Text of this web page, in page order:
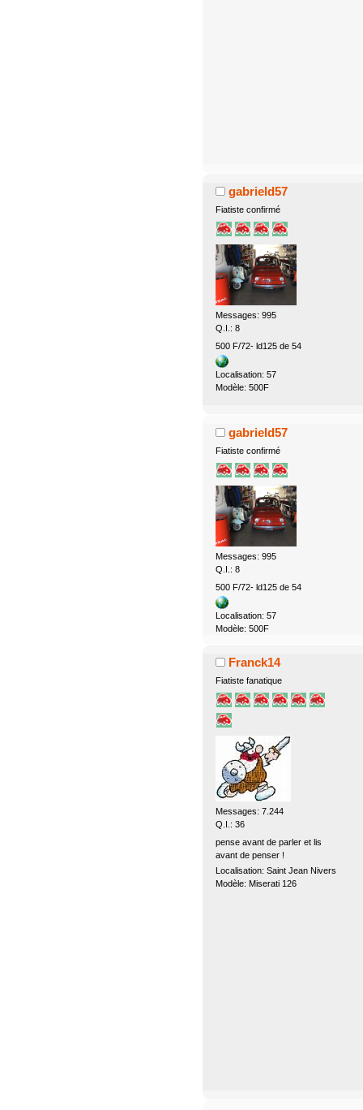
gabrield57
Fiatiste confirmé
Messages: 995
Q.I.: 8
500 F/72- ld125 de 54
Localisation: 57
Modèle: 500F
gabrield57
Fiatiste confirmé
Messages: 995
Q.I.: 8
500 F/72- ld125 de 54
Localisation: 57
Modèle: 500F
Franck14
Fiatiste fanatique
Messages: 7.244
Q.I.: 36
pense avant de parler et lis
avant de penser !
Localisation: Saint Jean Nivers
Modèle: Miserati 126